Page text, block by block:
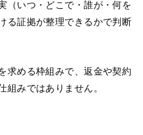
（いつ・どこで・誰が・何を
る証拠が整理できるかで判断
求める枠組みで、返金や契約
組みではありません。